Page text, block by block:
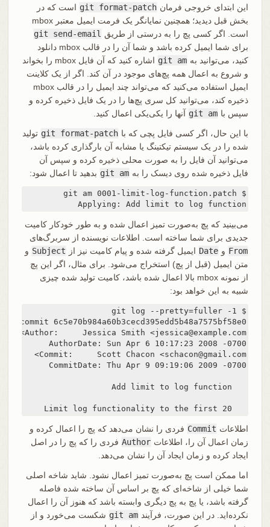
این ابتدای خروجی فرمان git format-patch است که در
بخش قبل دیدید؛ همچنین نمایانگر یک فرمت ایمیل معتبر mbox
است. اگر کسی پچ را به درستی از طریق git send-email
برای شما ایمیل کرده باشد و شما آن را در قالب mbox دانلود
کنید، می‌توانید به git am
اشاره کنید که آن فایل mbox را بخواند
و شروع به اعمال همه پچ‌های موجود در آن کند. اگر از یک کلاینت
ایمیل استفاده می‌کنید که می‌تواند چند ایمیل را در قالب mbox
ذخیره کند، می‌توانید کل سری پچ‌ها را در یک فایل ذخیره کرده و
سپس با git am آنها را یکی‌یکی اعمال کنید.
با این حال، اگر کسی فایل پچی که با git format-patch تولید
شده را در یک سیستم تیکتینگ یا مشابه آن بارگذاری کرده باشد،
می‌توانید آن فایل را به صورت محلی ذخیره کرده و سپس آن
فایل ذخیره شده روی دیسک را به git am بدهید تا اعمال شود:
$ git am 0001-limit-log-function.patch
Applying: Add limit to log function
می‌بینید که پچ به‌صورت تمیز اعمال شده و به طور خودکار کامیت
جدیدی برای شما ساخته است. اطلاعات نویسنده از سربرگ‌های
From و Date ایمیل گرفته شده و پیام کامیت نیز از Subject و
متن ایمیل (قبل از پچ) استخراج می‌شود. برای مثال، اگر این پچ
از نمونه mbox بالا اعمال شده باشد، کامیت تولید شده چیزی
شبیه به این خواهد بود:
$ git log --pretty=fuller -1
AuthorDate: Sun Apr 6 10:17:23 2008 -0700
Commit:     Scott Chacon <schacon@gmail.com>
   Add limit to log function
اطلاعات Commit فردی را نشان می‌دهد که پچ را اعمال کرده و
زمان اعمال آن را، اطلاعات Author فردی را که پچ را در اصل
ایجاد کرده و زمان ایجاد آن را نشان می‌دهد.
اما ممکن است پچ به‌صورت تمیز اعمال نشود. شاید شاخه اصلی
شما خیلی از شاخه‌ای که پچ بر اساس آن ساخته شده فاصله
گرفته باشد، یا پچ به پچ دیگری وابسته باشد که هنوز آن را اعمال
نکرده‌اید. در این صورت، فرآیند git am شکست می‌خورد و از